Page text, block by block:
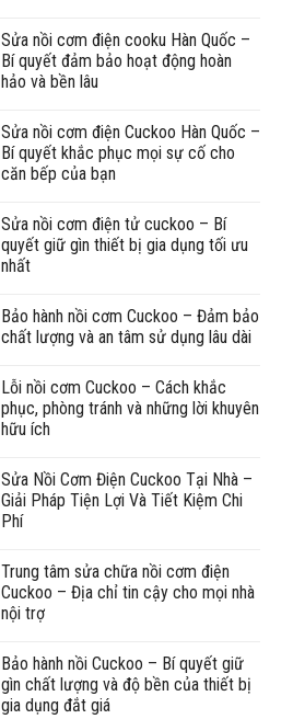
Sửa nồi cơm điện cooku Hàn Quốc –
Bí quyết đảm bảo hoạt động hoàn
hảo và bền lâu
Sửa nồi cơm điện Cuckoo Hàn Quốc –
Bí quyết khắc phục mọi sự cố cho
căn bếp của bạn
Sửa nồi cơm điện tử cuckoo – Bí
quyết giữ gìn thiết bị gia dụng tối ưu
nhất
Bảo hành nồi cơm Cuckoo – Đảm bảo
chất lượng và an tâm sử dụng lâu dài
Lỗi nồi cơm Cuckoo – Cách khắc
phục, phòng tránh và những lời khuyên
hữu ích
Sửa Nồi Cơm Điện Cuckoo Tại Nhà –
Giải Pháp Tiện Lợi Và Tiết Kiệm Chi
Phí
Trung tâm sửa chữa nồi cơm điện
Cuckoo – Địa chỉ tin cậy cho mọi nhà
nội trợ
Bảo hành nồi Cuckoo – Bí quyết giữ
gìn chất lượng và độ bền của thiết bị
gia dụng đắt giá